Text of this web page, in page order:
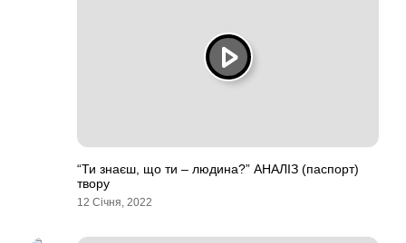
“Ти знаєш, що ти – людина?” АНАЛІЗ (паспорт)
твору
12 Січня, 2022